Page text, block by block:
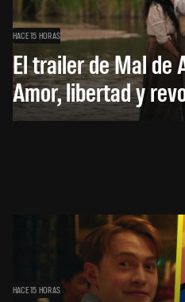
HACE 15 HORAS
El trailer de Mal de
Amor, libertad y
HACE 15 HORAS